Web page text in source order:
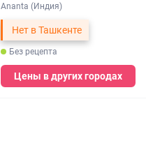
Ananta (Индия)
Нет в Ташкенте
Без рецепта
Цены в других городах